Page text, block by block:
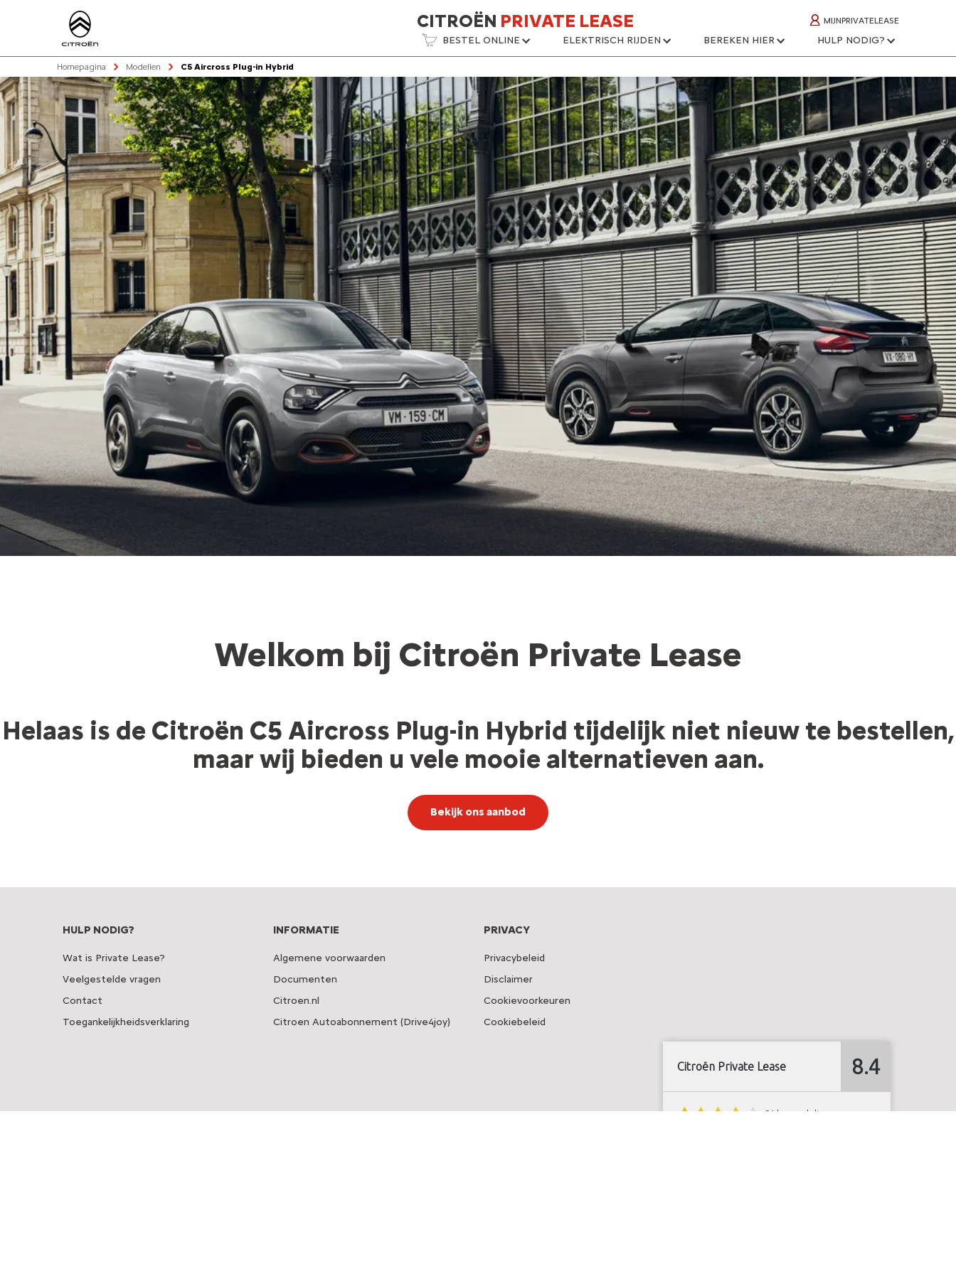
CITROËN PRIVATE LEASE MIJNPRIVATELEASE
BESTEL ONLINE ELEKTRISCH RIJDEN BEREKEN HIER HULP NODIG?
Homepagina Modellen C5 Aircross Plug-in Hybrid
Welkom bij Citroën Private Lease
Helaas is de Citroën C5 Aircross Plug-in Hybrid tijdelijk niet nieuw te bestellen,
maar wij bieden u vele mooie alternatieven aan.
Bekijk ons aanbod
HULP NODIG?
Wat is Private Lease?
Veelgestelde vragen
Contact
Toegankelijkheidsverklaring
INFORMATIE
Algemene voorwaarden
Documenten
Citroen.nl
Citroen Autoabonnement (Drive4joy)
PRIVACY
Privacybeleid
Disclaimer
Cookievoorkeuren
Cookiebeleid